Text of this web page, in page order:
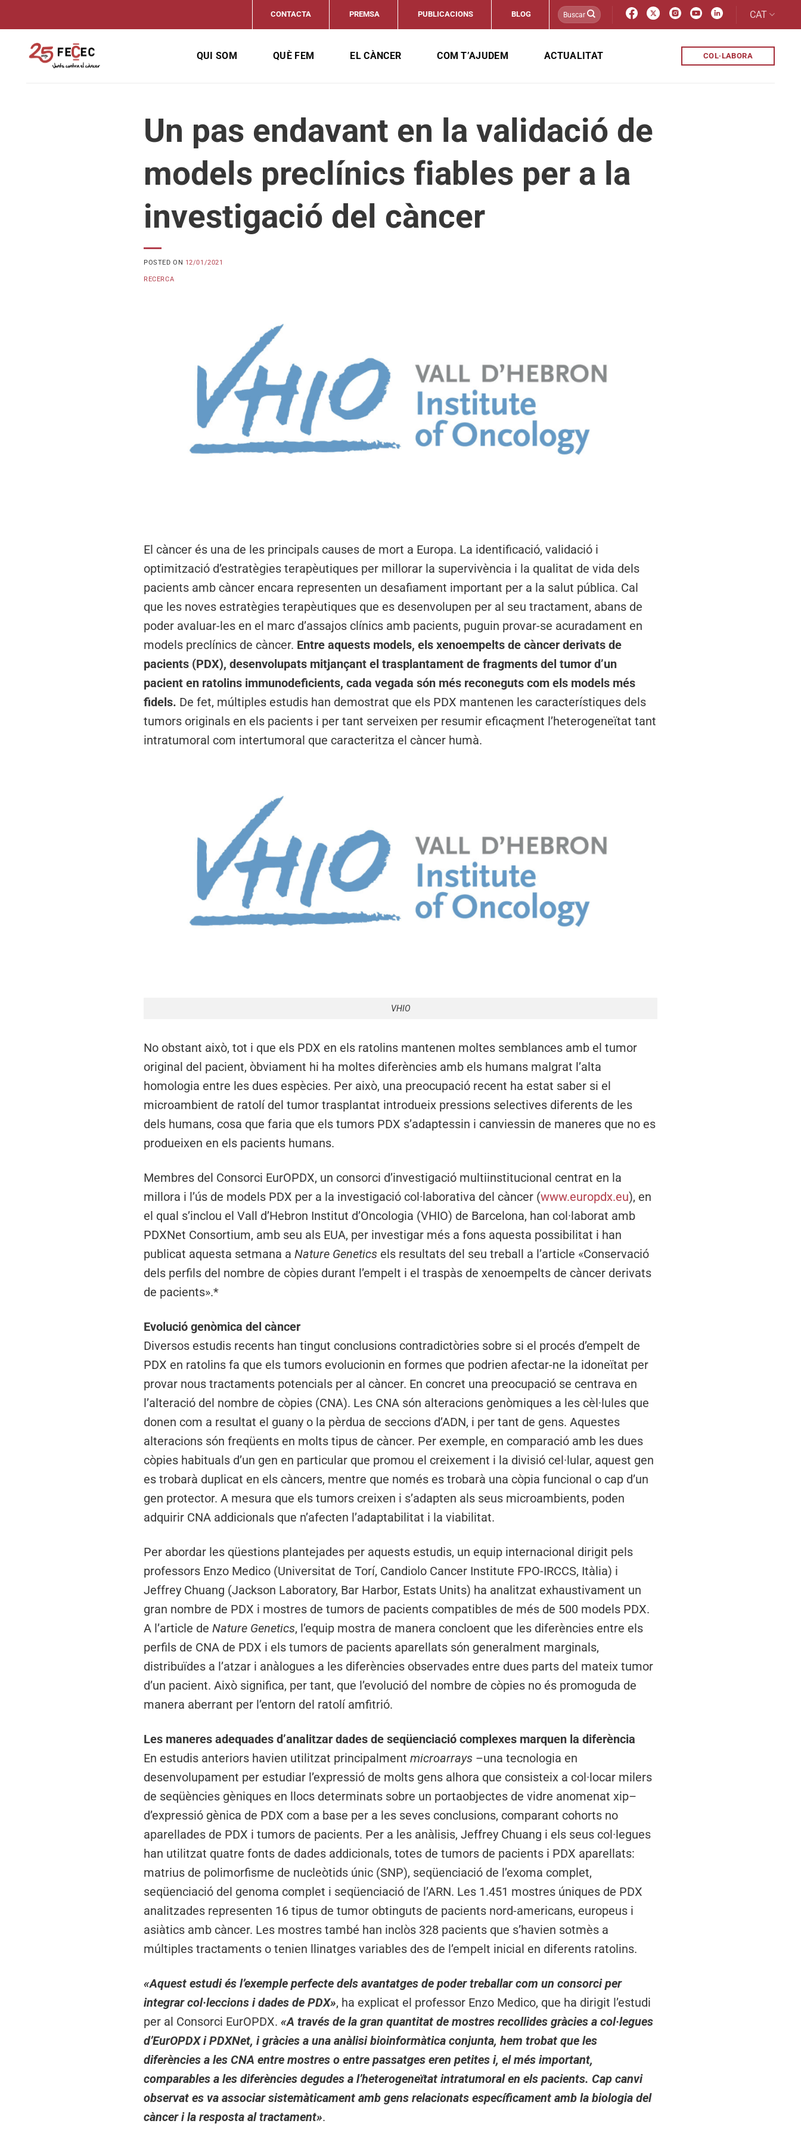
CONTACTA PREMSA PUBLICACIONS BLOG CAT
QUI SOM QUÈ FEM EL CÀNCER COM T’AJUDEM ACTUALITAT COL·LABORA
Un pas endavant en la validació de
models preclínics fiables per a la
investigació del càncer
POSTED ON 12/01/2021
RECERCA
El càncer és una de les principals causes de mort a Europa. La identificació, validació i
optimització d’estratègies terapèutiques per millorar la supervivència i la qualitat de vida dels
pacients amb càncer encara representen un desafiament important per a la salut pública. Cal
que les noves estratègies terapèutiques que es desenvolupen per al seu tractament, abans de
poder avaluar-les en el marc d’assajos clínics amb pacients, puguin provar-se acuradament en
models preclínics de càncer. Entre aquests models, els xenoempelts de càncer derivats de
pacients (PDX), desenvolupats mitjançant el trasplantament de fragments del tumor d’un
pacient en ratolins immunodeficients, cada vegada són més reconeguts com els models més
fidels. De fet, múltiples estudis han demostrat que els PDX mantenen les característiques dels
tumors originals en els pacients i per tant serveixen per resumir eficaçment l’heterogeneïtat tant
intratumoral com intertumoral que caracteritza el càncer humà.
VHIO
No obstant això, tot i que els PDX en els ratolins mantenen moltes semblances amb el tumor
original del pacient, òbviament hi ha moltes diferències amb els humans malgrat l’alta
homologia entre les dues espècies. Per això, una preocupació recent ha estat saber si el
microambient de ratolí del tumor trasplantat introdueix pressions selectives diferents de les
dels humans, cosa que faria que els tumors PDX s’adaptessin i canviessin de maneres que no es
produeixen en els pacients humans.
Membres del Consorci EurOPDX, un consorci d’investigació multiinstitucional centrat en la
millora i l’ús de models PDX per a la investigació col·laborativa del càncer (www.europdx.eu), en
el qual s’inclou el Vall d’Hebron Institut d’Oncologia (VHIO) de Barcelona, han col·laborat amb
PDXNet Consortium, amb seu als EUA, per investigar més a fons aquesta possibilitat i han
publicat aquesta setmana aNature Genetics els resultats del seu treball a l’article «Conservació
dels perfils del nombre de còpies durant l’empelt i el traspàs de xenoempelts de càncer derivats
de pacients».*
Evolució genòmica del càncer
Diversos estudis recents han tingut conclusions contradictòries sobre si el procés d’empelt de
PDX en ratolins fa que els tumors evolucionin en formes que podrien afectar-ne la idoneïtat per
provar nous tractaments potencials per al càncer. En concret una preocupació se centrava en
l’alteració del nombre de còpies (CNA). Les CNA són alteracions genòmiques a les cèl·lules que
donen com a resultat el guany o la pèrdua de seccions d’ADN, i per tant de gens. Aquestes
alteracions són freqüents en molts tipus de càncer. Per exemple, en comparació amb les dues
còpies habituals d’un gen en particular que promou el creixement i la divisió cel·lular, aquest gen
es trobarà duplicat en els càncers, mentre que només es trobarà una còpia funcional o cap d’un
gen protector. A mesura que els tumors creixen i s’adapten als seus microambients, poden
adquirir CNA addicionals que n’afecten l’adaptabilitat i la viabilitat.
Per abordar les qüestions plantejades per aquests estudis, un equip internacional dirigit pels
professors Enzo Medico (Universitat de Torí, Candiolo Cancer Institute FPO-IRCCS, Itàlia) i
Jeffrey Chuang (Jackson Laboratory, Bar Harbor, Estats Units) ha analitzat exhaustivament un
gran nombre de PDX i mostres de tumors de pacients compatibles de més de 500 models PDX.
A l’article deNature Genetics, l’equip mostra de manera concloent que les diferències entre els
perfils de CNA de PDX i els tumors de pacients aparellats són generalment marginals,
distribuïdes a l’atzar i anàlogues a les diferències observades entre dues parts del mateix tumor
d’un pacient. Això significa, per tant, que l’evolució del nombre de còpies no és promoguda de
manera aberrant per l’entorn del ratolí amfitrió.
Les maneres adequades d’analitzar dades de seqüenciació complexes marquen la diferència
En estudis anteriors havien utilitzat principalmentmicroarrays –una tecnologia en
desenvolupament per estudiar l’expressió de molts gens alhora que consisteix a col·locar milers
de seqüències gèniques en llocs determinats sobre un portaobjectes de vidre anomenat xip–
d’expressió gènica de PDX com a base per a les seves conclusions, comparant cohorts no
aparellades de PDX i tumors de pacients. Per a les anàlisis, Jeffrey Chuang i els seus col·legues
han utilitzat quatre fonts de dades addicionals, totes de tumors de pacients i PDX aparellats:
matrius de polimorfisme de nucleòtids únic (SNP), seqüenciació de l’exoma complet,
seqüenciació del genoma complet i seqüenciació de l’ARN. Les 1.451 mostres úniques de PDX
analitzades representen 16 tipus de tumor obtinguts de pacients nord-americans, europeus i
asiàtics amb càncer. Les mostres també han inclòs 328 pacients que s’havien sotmès a
múltiples tractaments o tenien llinatges variables des de l’empelt inicial en diferents ratolins.
«Aquest estudi és l’exemple perfecte dels avantatges de poder treballar com un consorci per
integrar col·leccions i dades de PDX», ha explicat el professor Enzo Medico, que ha dirigit l’estudi
per al Consorci EurOPDX.«A través de la gran quantitat de mostres recollides gràcies a col·legues
d’EurOPDX i PDXNet, i gràcies a una anàlisi bioinformàtica conjunta, hem trobat que les
diferències a les CNA entre mostres o entre passatges eren petites i, el més important,
comparables a les diferències degudes a l’heterogeneïtat intratumoral en els pacients. Cap canvi
observat es va associar sistemàticament amb gens relacionats específicament amb la biologia del
càncer i la resposta al tractament».